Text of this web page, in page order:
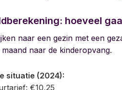
hoeveel
naar een gezin met een
naar de kinderopvang.
situatie (2024):
€10,25